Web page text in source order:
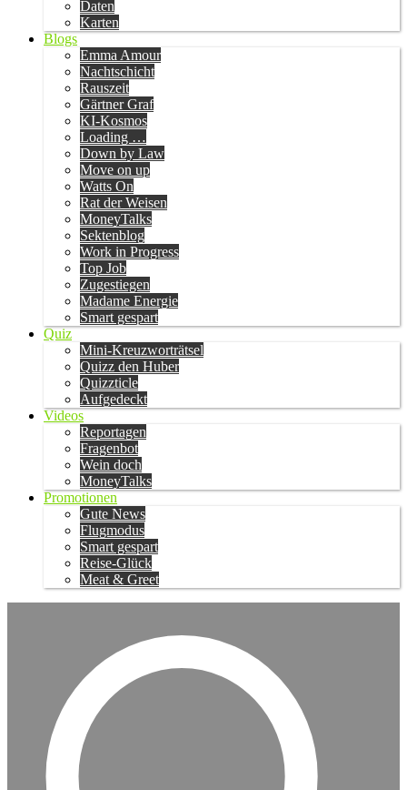
Daten
Karten
Blogs
Emma Amour
Nachtschicht
Rauszeit
Gärtner Graf
KI-Kosmos
Loading …
Down by Law
Move on up
Watts On
Rat der Weisen
MoneyTalks
Sektenblog
Work in Progress
Top Job
Zugestiegen
Madame Energie
Smart gespart
Quiz
Mini-Kreuzworträtsel
Quizz den Huber
Quizzticle
Aufgedeckt
Videos
Reportagen
Fragenbot
Wein doch
MoneyTalks
Promotionen
Gute News
Flugmodus
Smart gespart
Reise-Glück
Meat & Greet